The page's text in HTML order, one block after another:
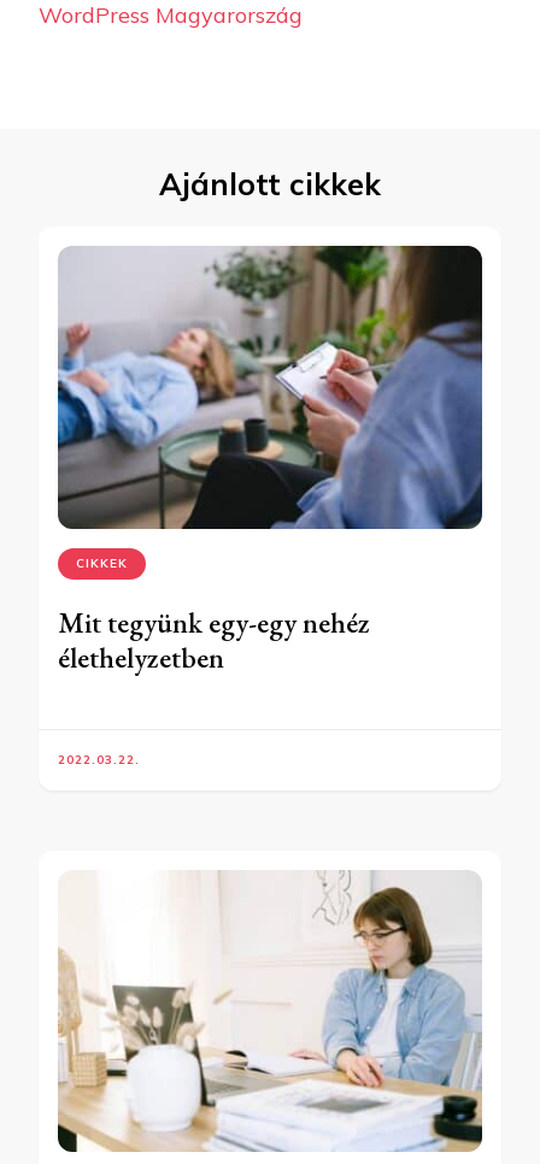
WordPress Magyarország
Ajánlott cikkek
CIKKEK
Mit tegyünk egy-egy nehéz
élethelyzetben
2022.03.22.